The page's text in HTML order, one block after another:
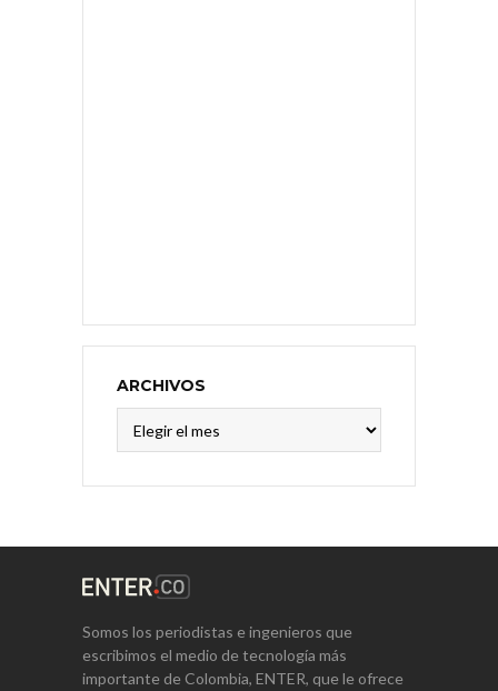
ARCHIVOS
Somos los periodistas e ingenieros que
escribimos el medio de tecnología más
importante de Colombia, ENTER, que le ofrece